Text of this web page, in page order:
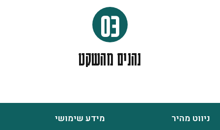
03
נהנים מהשקט
ניווט מהיר מידע שימושי